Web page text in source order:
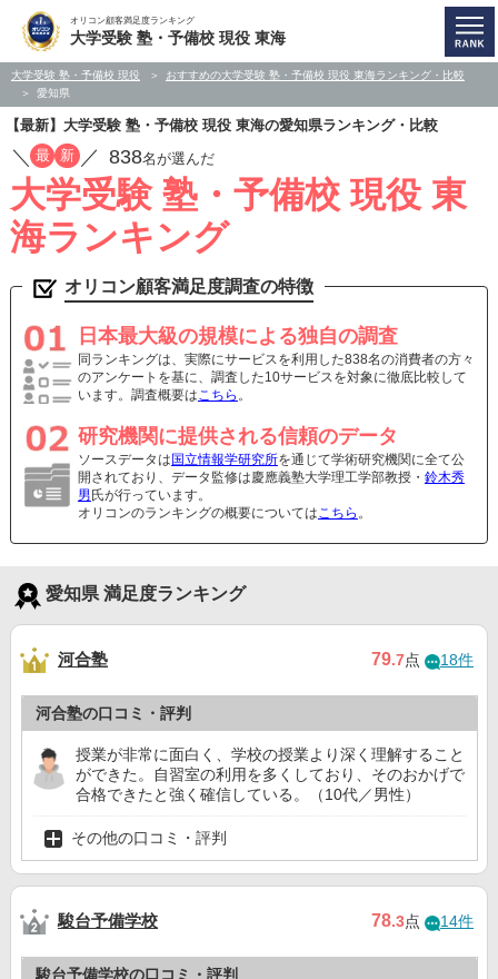
オリコン顧客満足度ランキング
大学受験 塾・予備校 現役 東海
大学受験 塾・予備校 現役
おすすめの大学受験 塾・予備校 現役 東海ランキング・比較
愛知県
【最新】大学受験 塾・予備校 現役 東海の愛知県ランキング・比較
／ 最 新 ／ 838名が選んだ
大学受験 塾・予備校 現役 東
海ランキング
オリコン顧客満足度調査の特徴
日本最大級の規模による独自の調査
同ランキングは、実際にサービスを利用した838名の消費者の方々
のアンケートを基に、調査した10サービスを対象に徹底比較して
います。調査概要はこちら 。
研究機関に提供される信頼のデータ
ソースデータは 国立情報学研究所を通じて学術研究機関に全て公
開されており、データ監修は慶應義塾大学理工学部教授・ 鈴木秀
男 氏が行っています。
オリコンのランキングの概要についてはこちら 。
愛知県 満足度ランキング
河合塾 79.7点 18件
河合塾の口コミ・評判
授業が非常に面白く、学校の授業より深く理解すること
ができた。自習室の利用を多くしており、そのおかげで
合格できたと強く確信している。（10代／男性）
その他の口コミ・評判
駿台予備学校 78.3点 14件
駿台予備学校の口コミ・評判